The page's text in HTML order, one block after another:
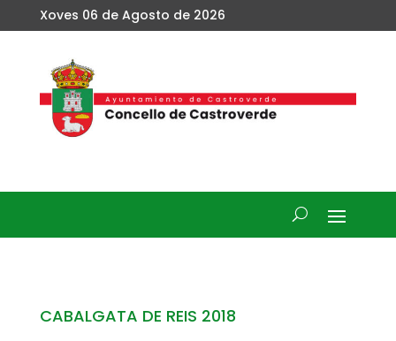
Xoves 06 de Agosto de 2026
CABALGATA DE REIS 2018